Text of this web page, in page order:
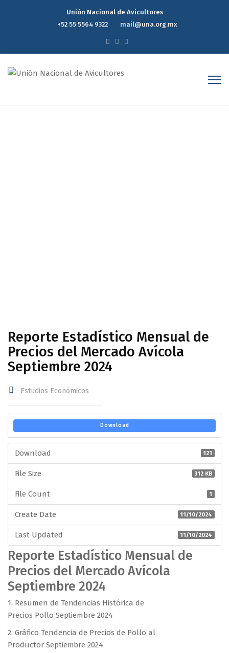
Unión Nacional de Avicultores
+52 55 5564 9322
mail@una.org.mx
Reporte Estadístico Mensual de
Precios del Mercado Avícola
Septiembre 2024
Estudios Económicos
Download
Download 121
File Size 312 KB
File Count 1
Create Date 11/10/2024
Last Updated 11/10/2024
Reporte Estadístico Mensual de
Precios del Mercado Avícola
Septiembre 2024
1. Resumen de Tendencias Histórica de
Precios Pollo Septiembre 2024
2. Gráfico Tendencia de Precios de Pollo al
Productor Septiembre 2024